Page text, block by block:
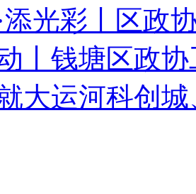
添光彩丨区政
丨钱塘区政
大运河科创